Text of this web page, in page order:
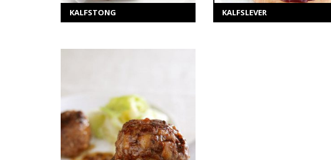
KALFSTONG KALFSLEVER
MEER INFORMATIE
Selecteer opties